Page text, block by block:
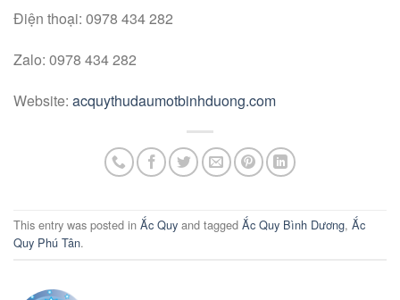
Điện thoại: 0978 434 282
Zalo: 0978 434 282
Website: acquythudaumotbinhduong.com
This entry was posted in Ắc Quy and tagged Ắc Quy Bình Dương, Ắc
Quy Phú Tân.